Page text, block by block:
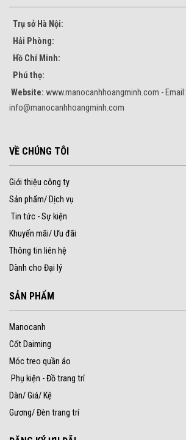
Trụ sở Hà Nội:
Hải Phòng:
Hồ Chí Minh:
Phú thọ:
Website: www.manocanhhoangminh.com - Email:
info@manocanhhoangminh.com
VỀ CHÚNG TÔI
Giới thiệu công ty
Sản phẩm/ Dịch vụ
Tin tức - Sự kiện
Khuyến mãi/ Ưu đãi
Thông tin liên hệ
Dành cho Đại lý
SẢN PHẨM
Manocanh
Cốt Daiming
Móc treo quần áo
Phụ kiện - Đồ trang trí
Dàn/ Giá/ Kệ
Gương/ Đèn trang trí